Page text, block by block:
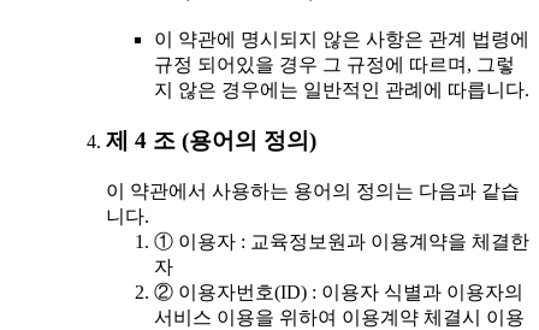
이 약관에 명시되지 않은 사항은 관계 법령에
규정 되어있을 경우 그 규정에 따르며, 그렇
지 않은 경우에는 일반적인 관례에 따릅니다.
제 4 조 (용어의 정의)
이 약관에서 사용하는 용어의 정의는 다음과 같습
니다.
① 이용자 : 교육정보원과 이용계약을 체결한
자
② 이용자번호(ID) : 이용자 식별과 이용자의
서비스 이용을 위하여 이용계약 체결시 이용